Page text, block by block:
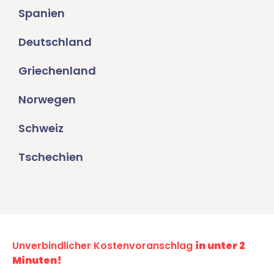
Spanien
Deutschland
Griechenland
Norwegen
Schweiz
Tschechien
Unverbindlicher Kostenvoranschlag in unter 2
Minuten!